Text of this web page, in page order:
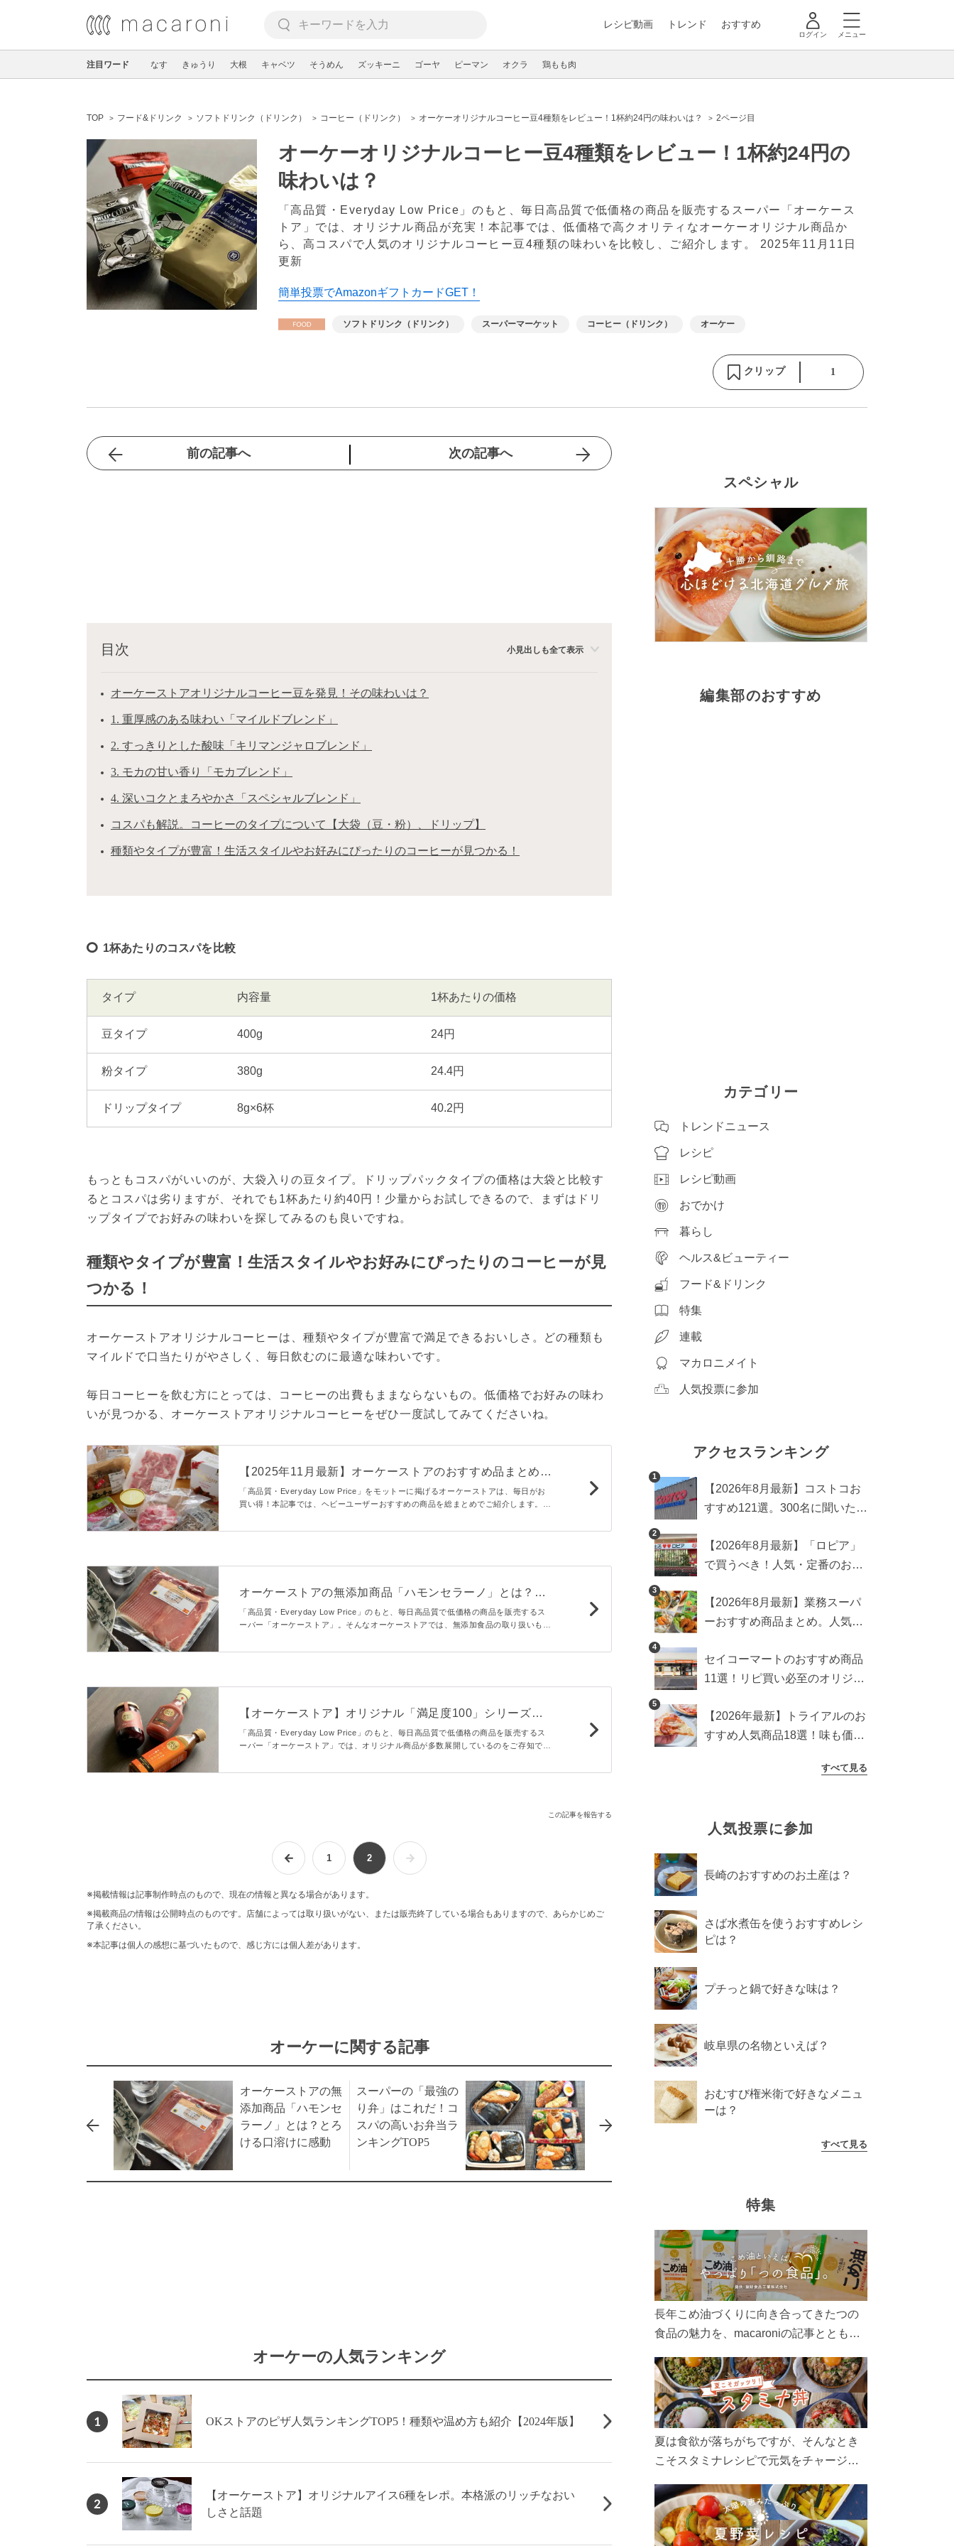
レシピ動画 トレンド おすすめ
ログイン メニュー
注目ワード なす きゅうり 大根 キャベツ そうめん ズッキーニ ゴーヤ ピーマン オクラ 鶏もも肉
TOP フード&ドリンク ソフトドリンク（ドリンク） コーヒー（ドリンク） オーケーオリジナルコーヒー豆4種類をレビュー！1杯約24円の味わいは？ 2ページ目
オーケーオリジナルコーヒー豆4種類をレビュー！1杯約24円の
味わいは？
「高品質・Everyday Low Price」のもと、毎日高品質で低価格の商品を販売するスーパー「オーケース
トア」では、オリジナル商品が充実！本記事では、低価格で高クオリティなオーケーオリジナル商品か
ら、高コスパで人気のオリジナルコーヒー豆4種類の味わいを比較し、ご紹介します。 2025年11月11日
更新
簡単投票でAmazonギフトカードGET！
ソフトドリンク（ドリンク） スーパーマーケット コーヒー（ドリンク） オーケー
クリップ 1
前の記事へ 次の記事へ
目次 小見出しも全て表示
オーケーストアオリジナルコーヒー豆を発見！その味わいは？
1. 重厚感のある味わい「マイルドブレンド」
2. すっきりとした酸味「キリマンジャロブレンド」
3. モカの甘い香り「モカブレンド」
4. 深いコクとまろやかさ「スペシャルブレンド」
コスパも解説。コーヒーのタイプについて【大袋（豆・粉）、ドリップ】
種類やタイプが豊富！生活スタイルやお好みにぴったりのコーヒーが見つかる！
1杯あたりのコスパを比較
タイプ 内容量 1杯あたりの価格
豆タイプ 400g 24円
粉タイプ 380g 24.4円
ドリップタイプ 8g×6杯 40.2円
もっともコスパがいいのが、大袋入りの豆タイプ。ドリップパックタイプの価格は大袋と比較す
るとコスパは劣りますが、それでも1杯あたり約40円！少量からお試しできるので、まずはドリ
ップタイプでお好みの味わいを探してみるのも良いですね。
種類やタイプが豊富！生活スタイルやお好みにぴったりのコーヒーが見
つかる！
オーケーストアオリジナルコーヒーは、種類やタイプが豊富で満足できるおいしさ。どの種類も
マイルドで口当たりがやさしく、毎日飲むのに最適な味わいです。
毎日コーヒーを飲む方にとっては、コーヒーの出費もままならないもの。低価格でお好みの味わ
いが見つかる、オーケーストアオリジナルコーヒーをぜひ一度試してみてくださいね。
【2025年11月最新】オーケーストアのおすすめ品まとめ。
コスパ最強商品がずらり
「高品質・Everyday Low Price」をモットーに掲げるオーケーストアは、毎日がお
買い得！本記事では、ヘビーユーザーおすすめの商品を総まとめでご紹介します。お
なのでしょうか？
オーケーストアの無添加商品「ハモンセラーノ」とは？と
ろける口溶けに感動
「高品質・Everyday Low Price」のもと、毎日高品質で低価格の商品を販売するス
ーパー「オーケーストア」。そんなオーケーストアでは、無添加食品の取り扱いも充
の味わいやアレンジをレビューします。
【オーケーストア】オリジナル「満足度100」シリーズが
すごい！低価格・高クオリティで大満足
「高品質・Everyday Low Price」のもと、毎日高品質で低価格の商品を販売するス
ーパー「オーケーストア」では、オリジナル商品が多数展開しているのをご存知でし
100！」シリーズをレビューします。
この記事を報告する
1 2
※掲載情報は記事制作時点のもので、現在の情報と異なる場合があります。
※掲載商品の情報は公開時点のものです。店舗によっては取り扱いがない、または販売終了している場合もありますので、あらかじめご
了承ください。
※本記事は個人の感想に基づいたもので、感じ方には個人差があります。
オーケーに関する記事
オーケーストアの無
添加商品「ハモンセ
ラーノ」とは？とろ
ける口溶けに感動
スーパーの「最強の
り弁」はこれだ！コ
スパの高いお弁当ラ
ンキングTOP5
オーケーの人気ランキング
1 OKストアのピザ人気ランキングTOP5！種類や温め方も紹介【2024年版】
2
【オーケーストア】オリジナルアイス6種をレポ。本格派のリッチなおい
しさと話題
スペシャル
編集部のおすすめ
カテゴリー
トレンドニュース
レシピ
レシピ動画
おでかけ
暮らし
ヘルス&ビューティー
フード&ドリンク
特集
連載
マカロニメイト
人気投票に参加
アクセスランキング
1
【2026年8月最新】コストコお
すすめ121選。300名に聞いた買
め商品も
2
【2026年8月最新】「ロピア」
で買うべき！人気・定番のおす
3
【2026年8月最新】業務スーパ
ーおすすめ商品まとめ。人気ラ
まで
4
セイコーマートのおすすめ商品
11選！リピ買い必至のオリジナ
5
【2026年最新】トライアルのお
すすめ人気商品18選！味も価格
すべて見る
人気投票に参加
長崎のおすすめのお土産は？
さば水煮缶を使うおすすめレシ
ピは？
プチっと鍋で好きな味は？
岐阜県の名物といえば？
おむすび権米衛で好きなメニュ
ーは？
すべて見る
特集
長年こめ油づくりに向き合ってきたつの
食品の魅力を、macaroniの記事とともに
ん、製造現場や品質へのこだわりまで。
こめ油をもっと好きになるコンテンツを
ぜひお楽しみください。
夏は食欲が落ちがちですが、そんなとき
こそスタミナレシピで元気をチャージ！
リ食べて、夏バテを吹き飛ばしましょ
う！